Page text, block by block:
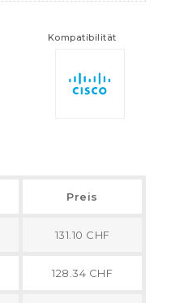
Kompatibilität
Preis
131.10 CHF
128.34 CHF